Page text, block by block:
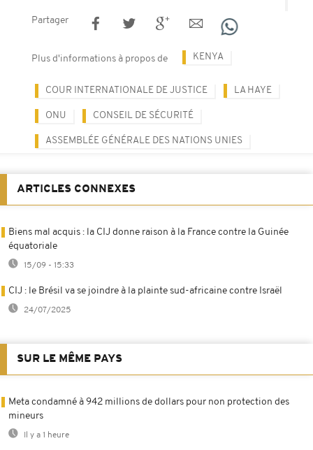
Partager
Plus d'informations à propos de KENYA
COUR INTERNATIONALE DE JUSTICE LA HAYE
ONU CONSEIL DE SÉCURITÉ
ASSEMBLÉE GÉNÉRALE DES NATIONS UNIES
ARTICLES CONNEXES
Biens mal acquis : la CIJ donne raison à la France contre la Guinée
équatoriale
15/09 - 15:33
CIJ : le Brésil va se joindre à la plainte sud-africaine contre Israël
24/07/2025
SUR LE MÊME PAYS
Meta condamné à 942 millions de dollars pour non protection des
mineurs
Il y a 1 heure